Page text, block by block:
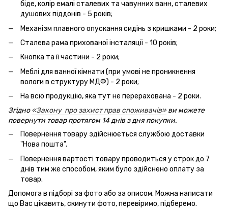
біде, колір емалі сталевих та чавунних ванн, сталевих
душових піддонів - 5 років;
Механізм плавного опускання сидінь з кришками - 2 роки;
Сталева рама прихованої інсталяції - 10 років;
Кнопка та її частини - 2 роки;
Меблі для ванної кімнати (при умові не проникнення
вологи в структуру МДФ) - 2 роки;
На всю продукцію, яка тут не перерахована - 2 роки.
Згідно«Закону про захист прав споживачів» ви можете
повернути товар протягом 14 днів з дня покупки.
Повернення товару здійснюється службою доставки
"Нова пошта".
Повернення вартості товару проводиться у строк до 7
днів тим же способом, яким було здійснено оплату за
товар.
Допомога в підборі за фото або за описом. Можна написати
що Вас цікавить, скинути фото, перевіримо, підберемо.